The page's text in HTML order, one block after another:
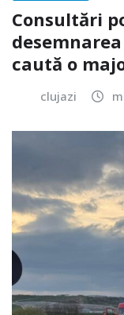
Consultări
caută o
clujazi